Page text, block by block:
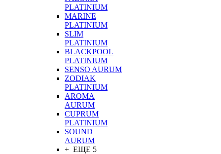
PLATINIUM
MARINE
PLATINIUM
SLIM
PLATINIUM
BLACKPOOL
PLATINIUM
SENSO AURUM
ZODIAK
PLATINIUM
AROMA
AURUM
CUPRUM
PLATINIUM
SOUND
AURUM
+ ЕЩЕ 5